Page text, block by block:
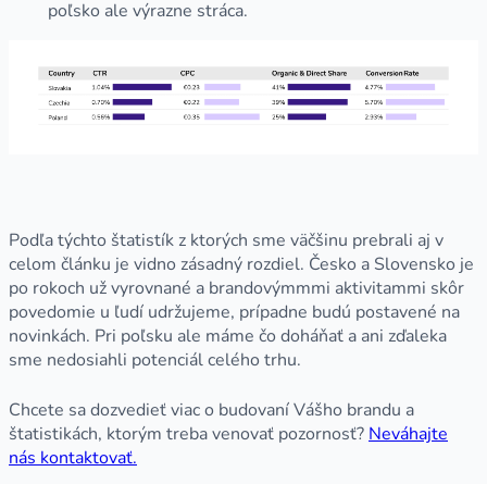
poľsko ale výrazne stráca.
Podľa týchto štatistík z ktorých sme väčšinu prebrali aj v
celom článku je vidno zásadný rozdiel. Česko a Slovensko je
po rokoch už vyrovnané a brandovýmmmi aktivitammi skôr
povedomie u ľudí udržujeme, prípadne budú postavené na
novinkách. Pri poľsku ale máme čo doháňať a ani zďaleka
sme nedosiahli potenciál celého trhu.
Chcete sa dozvedieť viac o budovaní Vášho brandu a
štatistikách, ktorým treba venovať pozornosť? Neváhajte
nás kontaktovať.